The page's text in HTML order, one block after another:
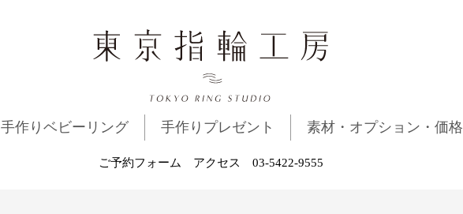
手作りベビーリング 手作りプレゼント 素材・オプション・価格
ご予約フォーム アクセス 03-5422-9555